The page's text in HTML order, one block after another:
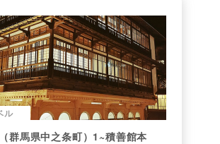
ル
群馬県中之条町）1~積善館本